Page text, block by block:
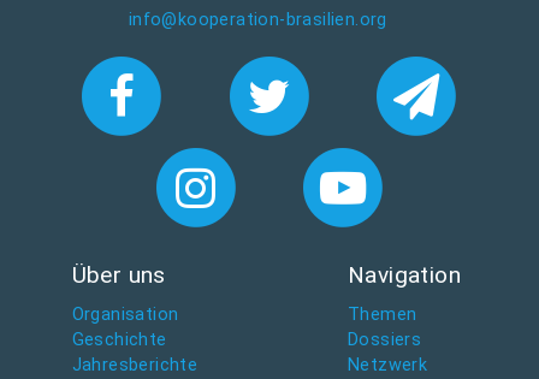
info@kooperation-brasilien.org
Über uns
Organisation
Geschichte
Jahresberichte
Navigation
Themen
Dossiers
Netzwerk